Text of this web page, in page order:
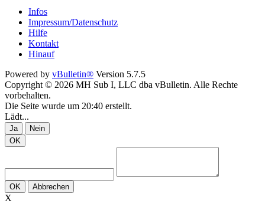
Infos
Impressum/Datenschutz
Hilfe
Kontakt
Hinauf
Powered by vBulletin® Version 5.7.5
Copyright © 2026 MH Sub I, LLC dba vBulletin. Alle Rechte
vorbehalten.
Die Seite wurde um 20:40 erstellt.
Lädt...
Ja
Nein
OK
OK Abbrechen
X